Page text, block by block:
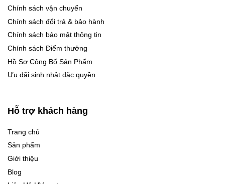
Chính sách vận chuyển
Chính sách đổi trả & bảo hành
Chính sách bảo mật thông tin
Chính sách Điểm thưởng
Hồ Sơ Công Bố Sản Phẩm
Ưu đãi sinh nhật đặc quyền
Hỗ trợ khách hàng
Trang chủ
Sản phẩm
Giới thiệu
Blog